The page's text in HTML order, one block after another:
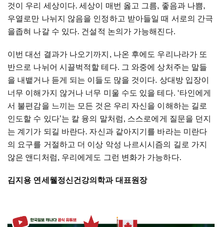
것이 우리 세상이다. 세상이 매번 옳고 그름, 좋음과 나쁨,
우열로만 나뉘지 않음을 인정하고 받아들일 때 서로의 간극
을좁혀 나갈 수 있다. 건설적 논의가 가능해진다.
이번 대선 결과가 나오기까지, 나온 후에도 우리나라가 또
반으로 나뉘어 시끌벅적할 테다. 그 와중에 상처주는 말들
을 내뱉거나 듣게 되는 이들도 많을 것이다. 상대방 입장이
너무 이해가지 않거나 너무 미울 수도 있을 테다. ‘타인에게
서 불편감을 느끼는 모든 것은 우리 자신을 이해하는 길로
인도할 수 있다’는 칼 융의 말처럼, 스스로에게 질문을 던지
는 계기가 되길 바란다. 자신과 같아지기를 바라는 미란다
의 요구를 거절하고 더 이상 악성 나르시시즘의 길로 가지
않은 앤디처럼, 우리에게도 그런 변화가 가능하다.
김지용 연세웰정신건강의학과 대표원장